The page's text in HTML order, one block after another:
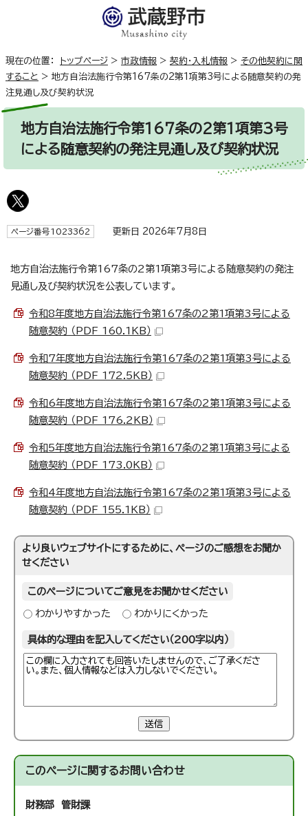
現在の位置： トップページ > 市政情報 > 契約・入札情報 > その他契約に関
すること > 地方自治法施行令第167条の2第1項第3号による随意契約の発
注見通し及び契約状況
地方自治法施行令第167条の2第1項第3号
による随意契約の発注見通し及び契約状況
ページ番号1023362 更新日 2026年7月8日
地方自治法施行令第167条の2第1項第3号による随意契約の発注
見通し及び契約状況を公表しています。
令和8年度地方自治法施行令第167条の2第1項第3号による
随意契約 （PDF 160.1KB）
令和7年度地方自治法施行令第167条の2第1項第3号による
随意契約 （PDF 172.5KB）
令和6年度地方自治法施行令第167条の2第1項第3号による
随意契約 （PDF 176.2KB）
令和5年度地方自治法施行令第167条の2第1項第3号による
随意契約 （PDF 173.0KB）
令和4年度地方自治法施行令第167条の2第1項第3号による
随意契約 （PDF 155.1KB）
より良いウェブサイトにするために、ページのご感想をお聞か
せください
このページについてご意見をお聞かせください
わかりやすかった わかりにくかった
具体的な理由を記入してください（200字以内）
送信
このページに関するお問い合わせ
財務部 管財課